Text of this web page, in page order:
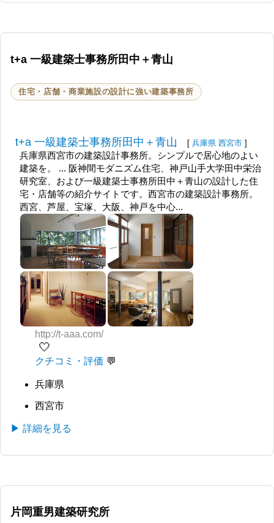
t+a 一級建築士事務所田中＋青山
住宅・店舗・商業施設の設計に強い建築事務所
t+a 一級建築士事務所田中＋青山 [ 兵庫県 西宮市 ]
兵庫県西宮市の建築設計事務所。シンプルで居心地のよい
建築を。 ... 阪神間モダニズム住宅、神戸山手大学田中栄治
研究室、および一級建築士事務所田中＋青山の設計した住
宅・店舗等の紹介サイトです。西宮市の建築設計事務所。
西宮、芦屋、宝塚、大阪、神戸を中心...
http://t-aaa.com/
🤍
クチコミ・評価
兵庫県
西宮市
▶ 詳細を見る
片岡重男建築研究所